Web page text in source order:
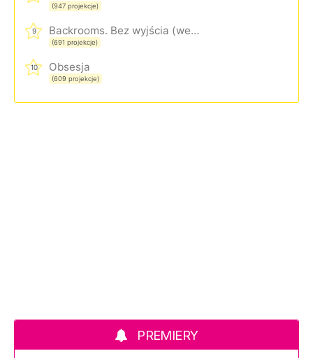
(947 projekcje)
9 Backrooms. Bez wyjścia (wersja rozszerzona)
(691 projekcje)
10 Obsesja
(609 projekcje)
PREMIERY